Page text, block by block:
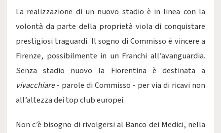
La realizzazione di un nuovo stadio è in linea con la
volontà da parte della proprietà viola di conquistare
prestigiosi traguardi. Il sogno di Commisso è vincere a
Firenze, possibilmente in un Franchi all’avanguardia.
Senza stadio nuovo la Fiorentina è destinata a
vivacchiare- parole di Commisso - per via di ricavi non
all’altezza dei top club europei.
Non c’è bisogno di rivolgersi al Banco dei Medici, nella